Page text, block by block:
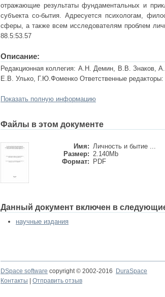
отражающие результаты фундаментальных и
субъекта со-бытия. Адресуется психологам,
сферы, а также всем исследователям проблем
88.5:53.57
Описание:
Редакционная коллегия: А.Н. Демин, В.В. Знаков,
Е.В. Улько, Г.Ю.Фоменко Ответственные
Показать полную информацию
Файлы в этом документе
Имя: Личность и бытие ...
Размер: 2.140Mb
Формат:
PDF
Данный документ включен в
научные издания
DSpace software copyright © 2002-2016 DuraSpace
Контакты
Отправить отзыв